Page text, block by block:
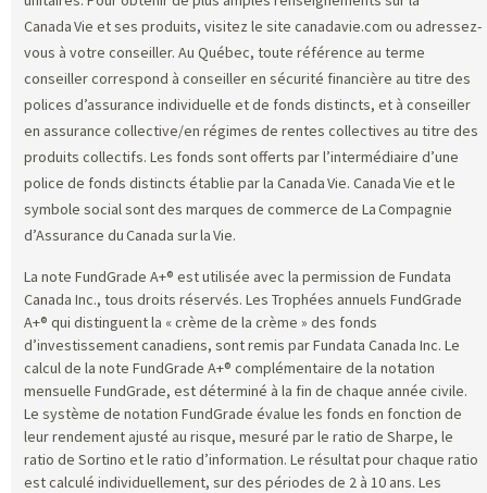
Canada Vie et ses produits, visitez le site canadavie.com ou adressez-
vous à votre conseiller. Au Québec, toute référence au terme
conseiller correspond à conseiller en sécurité financière au titre des
polices d’assurance individuelle et de fonds distincts, et à conseiller
en assurance collective/en régimes de rentes collectives au titre des
produits collectifs. Les fonds sont offerts par l’intermédiaire d’une
police de fonds distincts établie par la Canada Vie. Canada Vie et le
symbole social sont des marques de commerce de La Compagnie
d’Assurance du Canada sur la Vie.
La note FundGrade A+® est utilisée avec la permission de Fundata
Canada Inc., tous droits réservés. Les Trophées annuels FundGrade
A+® qui distinguent la « crème de la crème » des fonds
d’investissement canadiens, sont remis par Fundata Canada Inc. Le
calcul de la note FundGrade A+® complémentaire de la notation
mensuelle FundGrade, est déterminé à la fin de chaque année civile.
Le système de notation FundGrade évalue les fonds en fonction de
leur rendement ajusté au risque, mesuré par le ratio de Sharpe, le
ratio de Sortino et le ratio d’information. Le résultat pour chaque ratio
est calculé individuellement, sur des périodes de 2 à 10 ans. Les